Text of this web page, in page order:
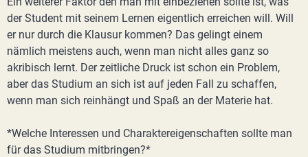
der Student mit seinem Lernen eigentlich erreichen will. Will
er nur durch die Klausur kommen? Das gelingt einem
nämlich meistens auch, wenn man nicht alles ganz so
akribisch lernt. Der zeitliche Druck ist schon ein Problem,
aber das Studium an sich ist auf jeden Fall zu schaffen,
wenn man sich reinhängt und Spaß an der Materie hat.
*Welche Interessen und Charaktereigenschaften sollte man
für das Studium mitbringen?*